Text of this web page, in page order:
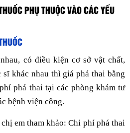
PHỤ THUỘC VÀO CÁC YẾU
có điều kiện cơ sở vật chất,
khác nhau thì giá phá thai bằng
phá thai tại các phòng khám tư
bệnh viện công.
em tham khảo: Chi phí phá thai